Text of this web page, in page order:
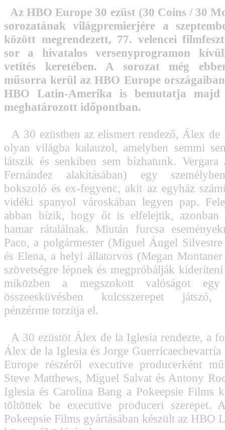
Az HBO Europe 30 ezüst (30 Coins / 30
sorozatának világpremierjére a
között megrendezett, 77. velencei
sor a hivatalos versenyprogramon
vetítés keretében. A sorozat még
műsorra kerül az HBO Europe
HBO Latin-Amerika is bemutatja majd
meghatározott időpontban.
A 30 ezüstben az elismert rendező, Álex de
olyan világba kalauzol, amelyben semmi
látszik és senkiben sem bízhatunk. Vergara
Fernández alakításában) egy
bokszoló és ex-fegyenc, akit az egyház
vidéki spanyol városkában legyen pap.
abban bízik, hogy őt is elfelejtik, azonban
hamar rátalálnak. Miután furcsa
Paco, a polgármester (Miguel Ángel Silvestre
és Elena, a helyi állatorvos (Megan Montaner
szövetségre lépnek és megpróbálják
miközben a megszokott valóságot egy
összeesküvésben kulcsszerepet játszó,
pénzérme torzítja el.
A 30 ezüstöt Álex de la Iglesia rendezte, a
Álex de la Iglesia és Jorge
Europe részéről executive producerként
Steve Matthews, Miguel Salvat és Antony
Iglesia és Carolina Bang a Pokeepsie Films
töltöttek be executive produceri szerepet.
Pokeepsie Films gyártásában készült az HBO